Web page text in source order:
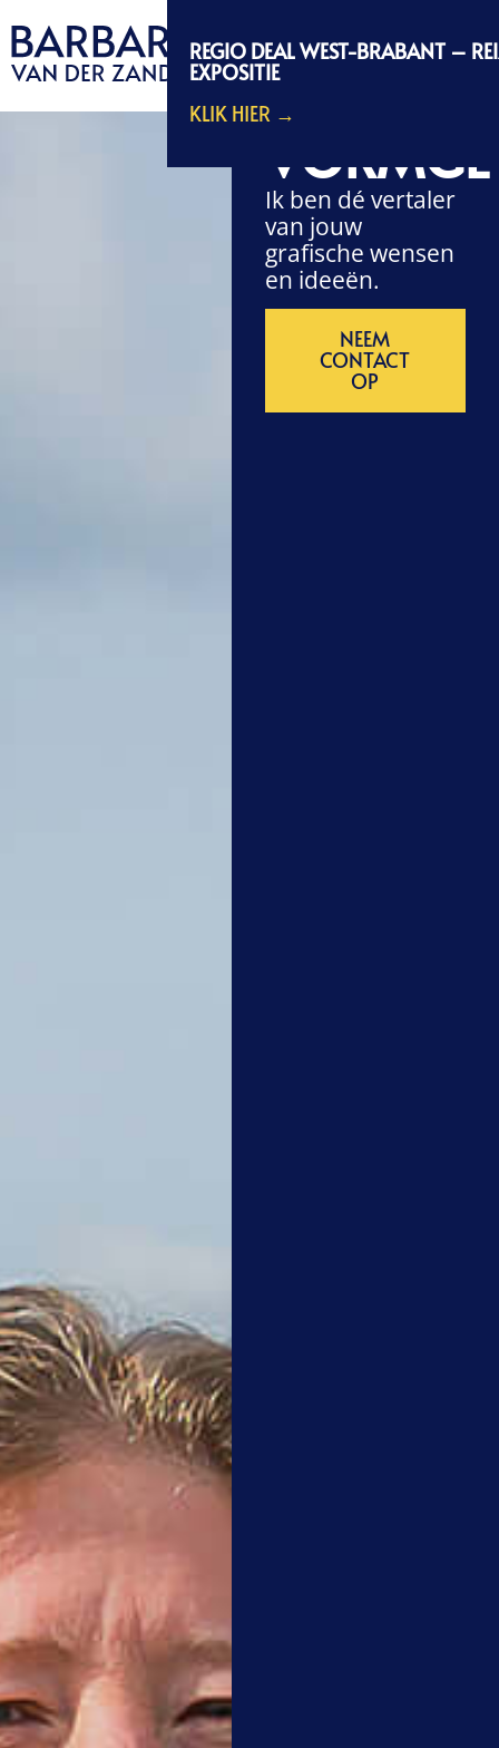
REGIO DEAL WEST-BRABANT –
EXPOSITIE
KLIK HIER →
Ik ben dé vertaler
van jouw
grafische wensen
en ideeën.
NEEM
CONTACT
OP